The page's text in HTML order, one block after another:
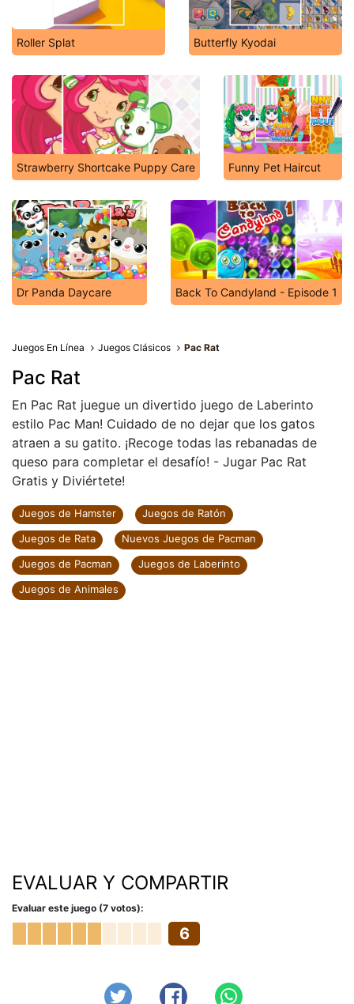
Roller Splat Butterfly Kyodai
Strawberry Shortcake Puppy Care Funny Pet Haircut
Dr Panda Daycare Back To Candyland - Episode 1
Juegos En Línea Juegos Clásicos Pac Rat
Pac Rat
En Pac Rat juegue un divertido juego de Laberinto
estilo Pac Man! Cuidado de no dejar que los gatos
atraen a su gatito. ¡Recoge todas las rebanadas de
queso para completar el desafío! - Jugar Pac Rat
Gratis y Diviértete!
Juegos de Hamster
Juegos de Ratón
Juegos de Rata
Nuevos Juegos de Pacman
Juegos de Pacman
Juegos de Laberinto
Juegos de Animales
EVALUAR Y COMPARTIR
Evaluar este juego (7 votos):
6